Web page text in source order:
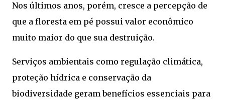
Nos últimos anos, porém, cresce a percepção de
que a floresta em pé possui valor econômico
muito maior do que sua destruição.
Serviços ambientais como regulação climática,
proteção hídrica e conservação da
biodiversidade geram benefícios essenciais para